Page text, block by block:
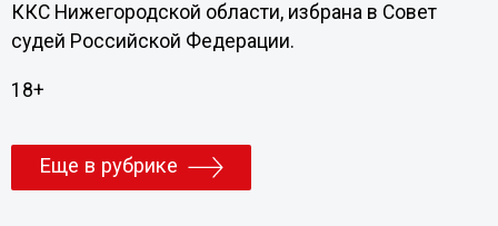
ККС Нижегородской области, избрана в Совет
судей Российской Федерации.
18+
Еще в рубрике